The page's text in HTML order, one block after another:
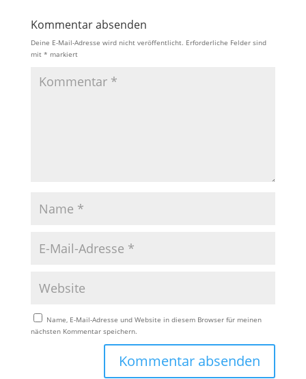
Kommentar absenden
Deine E-Mail-Adresse wird nicht veröffentlicht. Erforderliche Felder sind
mit * markiert
Name, E-Mail-Adresse und Website in diesem Browser für meinen
nächsten Kommentar speichern.